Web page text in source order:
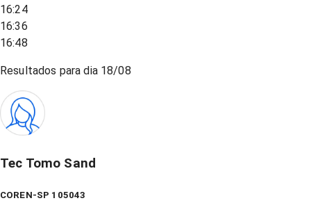
16:24
16:36
16:48
Resultados para dia 18/08
Tec Tomo Sand
COREN-SP 105043